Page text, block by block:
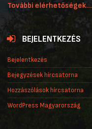
További elérhetőségek...
BEJELENTKEZÉS
Bejelentkezés
Bejegyzések hírcsatorna
Hozzászólások hírcsatorna
WordPress Magyarország